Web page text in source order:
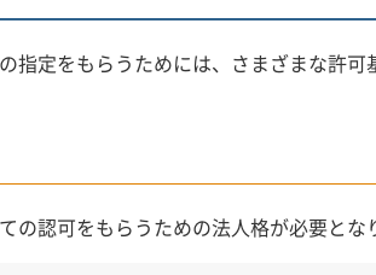
指定をもらうためには、さまざまな許可
の認可をもらうための法人格が必要とな